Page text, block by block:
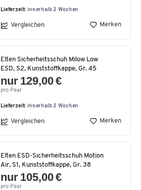
Lieferzeit: innerhalb 2 Wochen
Vergleichen Merken
Elten Sicherheitsschuh Milow Low
ESD, S2, Kunststoffkappe, Gr. 45
nur 129,00 €
pro Paar
Lieferzeit: innerhalb 2 Wochen
Vergleichen Merken
Elten ESD-Sicherheitsschuh Motion
Air, S1, Kunststoffkappe, Gr. 38
nur 105,00 €
pro Paar